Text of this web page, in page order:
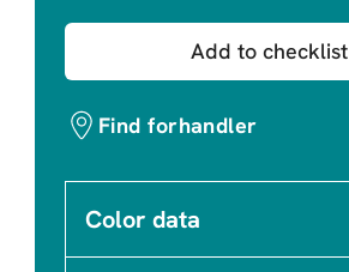
Add to checklist
Find forhandler
Color data